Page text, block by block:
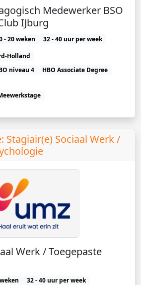
Medewerker BSO
IJburg
- 20 weken
32 - 40 uur per week
Holland
niveau 4
HBO Associate Degree
Stagiair(e) Sociaal Werk /
Werk / Toegepaste
32 - 40 uur per week